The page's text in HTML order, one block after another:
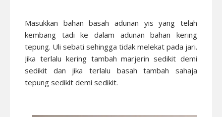
Masukkan bahan basah adunan yis yang telah
kembang tadi ke dalam adunan bahan kering
tepung. Uli sebati sehingga tidak melekat pada jari.
Jika terlalu kering tambah marjerin sedikit demi
sedikit dan jika terlalu basah tambah sahaja
tepung sedikit demi sedikit.